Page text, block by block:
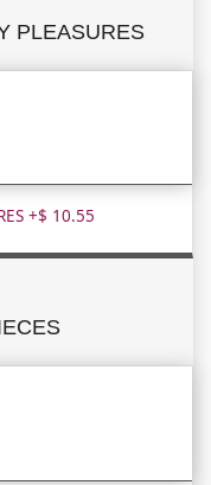
PLEASURES
+$ 10.55